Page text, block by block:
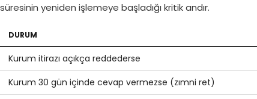
süresinin yeniden işlemeye başladığı kritik andır.
DURUM
Kurum itirazı açıkça reddederse
Kurum 30 gün içinde cevap vermezse (zımni ret)